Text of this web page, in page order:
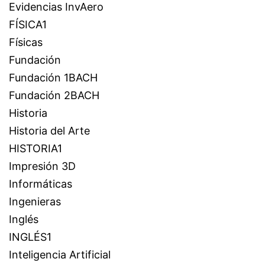
Evidencias InvAero
FÍSICA1
Físicas
Fundación
Fundación 1BACH
Fundación 2BACH
Historia
Historia del Arte
HISTORIA1
Impresión 3D
Informáticas
Ingenieras
Inglés
INGLÉS1
Inteligencia Artificial